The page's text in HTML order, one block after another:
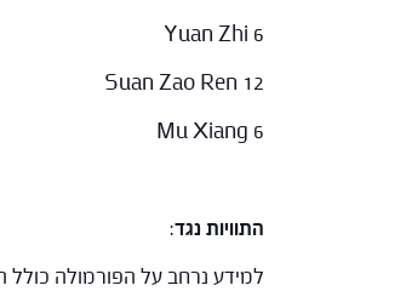
Yuan Zhi 6
Suan Zao Ren 12
Mu Xiang 6
התוויות נגד:
למידע נרחב על הפורמולה כולל